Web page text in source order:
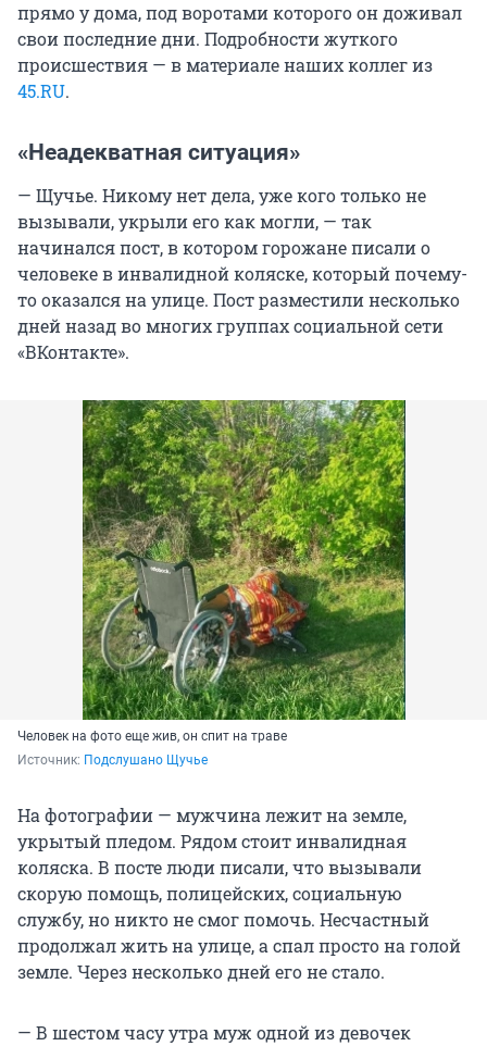
прямо у дома, под воротами которого он доживал
свои последние дни. Подробности жуткого
происшествия — в материале наших коллег из
45.RU.
«Неадекватная ситуация»
— Щучье. Никому нет дела, уже кого только не
вызывали, укрыли его как могли, — так
начинался пост, в котором горожане писали о
человеке в инвалидной коляске, который почему-
то оказался на улице. Пост разместили несколько
дней назад во многих группах социальной сети
«ВКонтакте».
Человек на фото еще жив, он спит на траве
Источник: Подслушано Щучье
На фотографии — мужчина лежит на земле,
укрытый пледом. Рядом стоит инвалидная
коляска. В посте люди писали, что вызывали
скорую помощь, полицейских, социальную
службу, но никто не смог помочь. Несчастный
продолжал жить на улице, а спал просто на голой
земле. Через несколько дней его не стало.
— В шестом часу утра муж одной из девочек